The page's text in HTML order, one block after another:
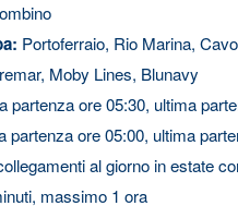
Portoferraio, Rio Marina, Cavo
Moby Lines, Blunavy
partenza ore 05:30, ultima
partenza ore 05:00, ultima
al giorno in estate
massimo 1 ora